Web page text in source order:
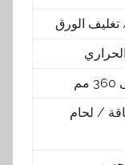
الورق
/ لحام